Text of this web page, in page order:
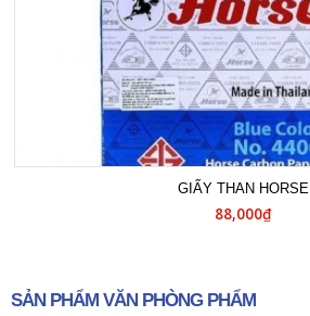
GIẤY THAN HORSE
88,000₫
SẢN PHẨM VĂN PHÒNG PHẨM